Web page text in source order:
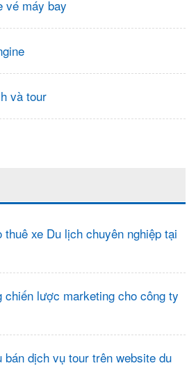
vé máy bay
và tour
xe Du lịch chuyên nghiệp tại
chiến lược marketing cho công ty
bán dịch vụ tour trên website du